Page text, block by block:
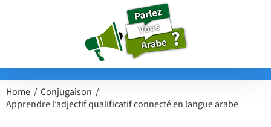
Home
Conjugaison
Apprendre l’adjectif qualificatif connecté en langue arabe